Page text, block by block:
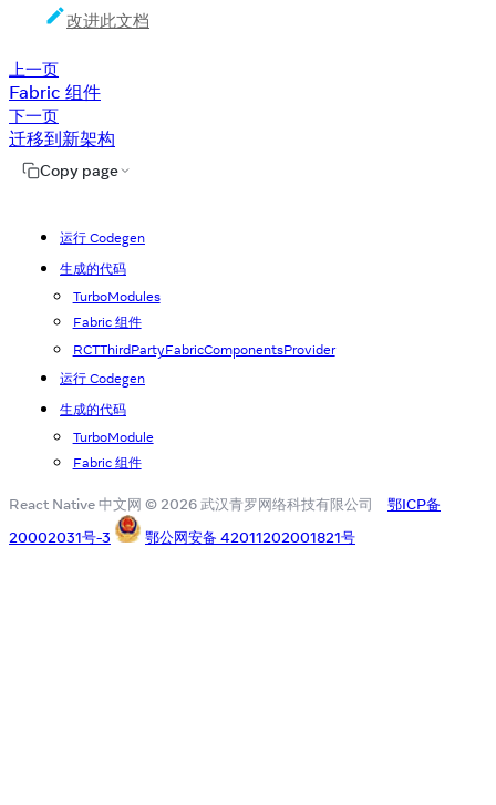
改进此文档
上一页
Fabric 组件
下一页
迁移到新架构
Copy page
运行 Codegen
生成的代码
TurboModules
Fabric 组件
RCTThirdPartyFabricComponentsProvider
运行 Codegen
生成的代码
TurboModule
Fabric 组件
React Native 中文网 © 2026 武汉青罗网络科技有限公司
鄂ICP备
20002031号-3
鄂公网安备 42011202001821号